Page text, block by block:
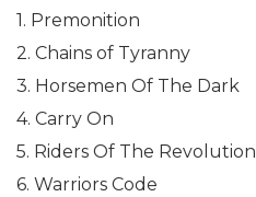
1. Premonition
2. Chains of Tyranny
3. Horsemen Of The Dark
4. Carry On
5. Riders Of The Revolution
6. Warriors Code